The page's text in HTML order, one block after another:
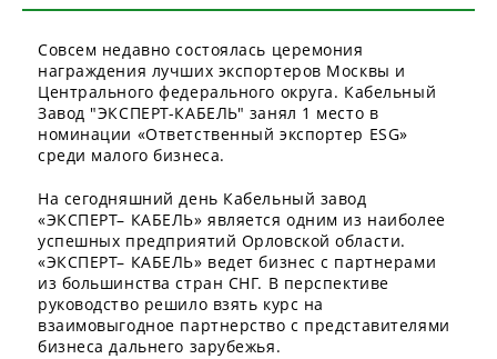
Совсем недавно состоялась церемония
награждения лучших экспортеров Москвы и
Центрального федерального округа. Кабельный
Завод "ЭКСПЕРТ-КАБЕЛЬ" занял 1 место в
номинации «Ответственный экспортер ESG»
среди малого бизнеса.
На сегодняшний день Кабельный завод
«ЭКСПЕРТ– КАБЕЛЬ» является одним из наиболее
успешных предприятий Орловской области.
«ЭКСПЕРТ– КАБЕЛЬ» ведет бизнес с партнерами
из большинства стран СНГ. В перспективе
руководство решило взять курс на
взаимовыгодное партнерство с представителями
бизнеса дальнего зарубежья.